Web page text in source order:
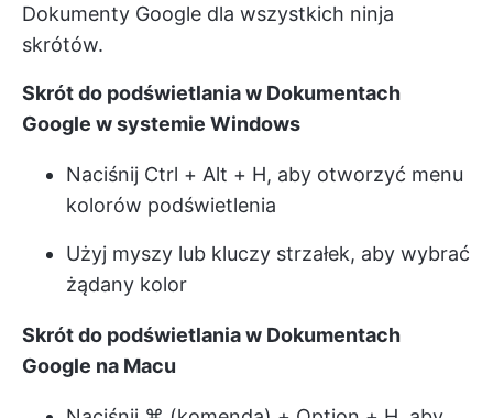
Dokumenty Google dla wszystkich ninja
skrótów.
Skrót do podświetlania w Dokumentach
Google w systemie Windows
Naciśnij Ctrl + Alt + H, aby otworzyć menu
kolorów podświetlenia
Użyj myszy lub kluczy strzałek, aby wybrać
żądany kolor
Skrót do podświetlania w Dokumentach
Google na Macu